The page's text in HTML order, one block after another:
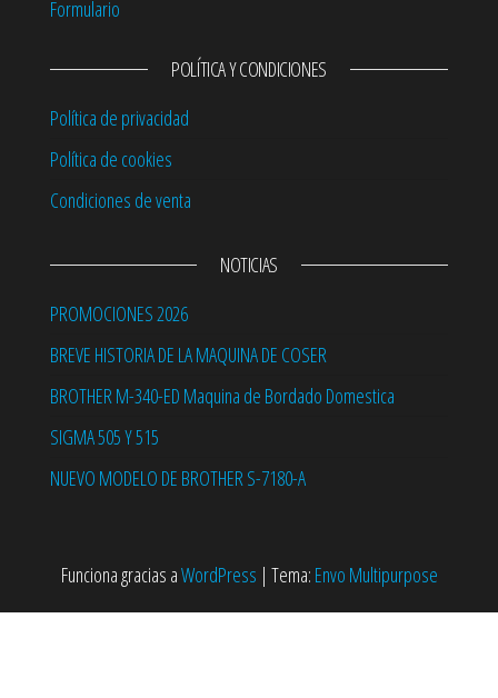
Formulario
POLÍTICA Y CONDICIONES
Política de privacidad
Política de cookies
Condiciones de venta
NOTICIAS
PROMOCIONES 2026
BREVE HISTORIA DE LA MAQUINA DE COSER
BROTHER M-340-ED Maquina de Bordado Domestica
SIGMA 505 Y 515
NUEVO MODELO DE BROTHER S-7180-A
Funciona gracias aWordPress | Tema: Envo Multipurpose